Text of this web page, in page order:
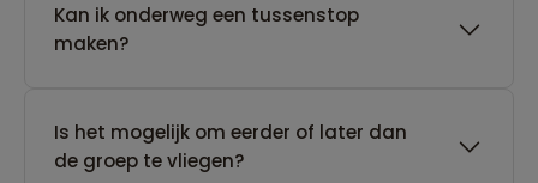
Kan ik onderweg een tussenstop
maken?
Is het mogelijk om eerder of later dan
de groep te vliegen?